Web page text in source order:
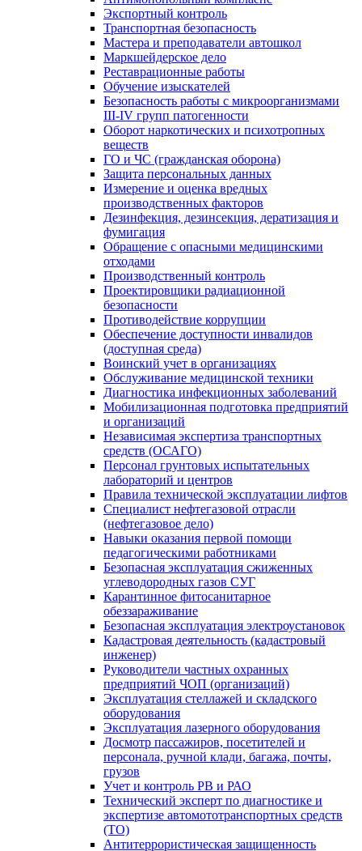
Экспортный контроль
Транспортная безопасность
Мастера и преподаватели автошкол
Маркшейдерское дело
Реставрационные работы
Обучение изыскателей
Безопасность работы с микроорганизмами
III-IV групп патогенности
Оборот наркотических и психотропных
веществ
ГО и ЧС (гражданская оборона)
Защита персональных данных
Измерение и оценка вредных
производственных факторов
Дезинфекция, дезинсекция, дератизация и
фумигация
Обращение с опасными медицинскими
отходами
Производственный контроль
Проектировщики радиационной
безопасности
Противодействие коррупции
Обеспечение доступности инвалидов
(доступная среда)
Воинский учет в организациях
Обслуживание медицинской техники
Диагностика инфекционных заболеваний
Мобилизационная подготовка предприятий
и организаций
Независимая экспертиза транспортных
средств (ОСАГО)
Персонал грунтовых испытательных
лабораторий и центров
Правила технической эксплуатации лифтов
Специалист нефтегазовой отрасли
(нефтегазовое дело)
Навыки оказания первой помощи
педагогическими работниками
Безопасная эксплуатация сжиженных
углеводородных газов СУГ
Карантинное фитосанитарное
обеззараживание
Безопасная эксплуатация электроустановок
Кадастровая деятельность (кадастровый
инженер)
Руководители частных охранных
предприятий ЧОП (организаций)
Эксплуатация стеллажей и складского
оборудования
Эксплуатация лазерного оборудования
Досмотр пассажиров, посетителей и
персонала, ручной клади, багажа, почты,
грузов
Учет и контроль РВ и РАО
Технический эксперт по диагностике и
экспертизе автомототранспортных средств
(ТО)
Антитеррористическая защищенность